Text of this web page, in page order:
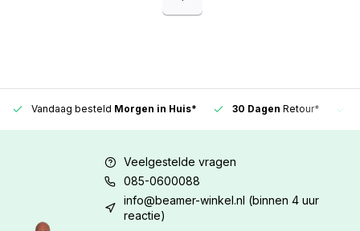
Vandaag besteld Morgen in Huis* 30 Dagen Retour*
Veelgestelde vragen
085-0600088
info@beamer-winkel.nl (binnen 4 uur
reactie)